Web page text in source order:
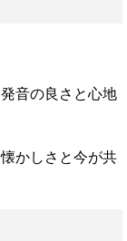
音の良さと心地
かしさと今が共